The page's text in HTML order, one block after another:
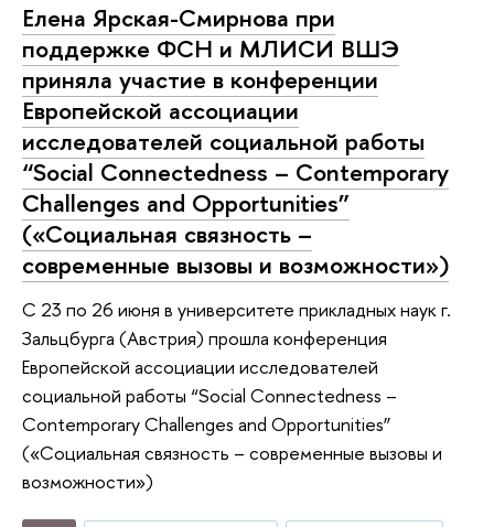
Елена Ярская-Смирнова при
поддержке ФСН и МЛИСИ ВШЭ
приняла участие в конференции
Европейской ассоциации
исследователей социальной работы
“Social Connectedness – Contemporary
Challenges and Opportunities”
(«Социальная связность –
современные вызовы и возможности»)
С 23 по 26 июня в университете прикладных наук г.
Зальцбурга (Австрия) прошла конференция
Европейской ассоциации исследователей
социальной работы “Social Connectedness –
Contemporary Challenges and Opportunities”
(«Социальная связность – современные вызовы и
возможности»)